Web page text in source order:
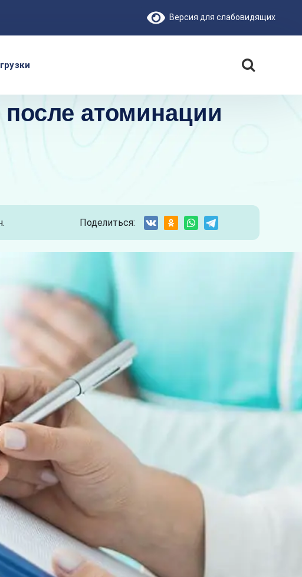
Версия для слабовидящих
атоминации
Поделиться: